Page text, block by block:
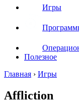
Игры
Полезное
Главная › Игры
Affliction